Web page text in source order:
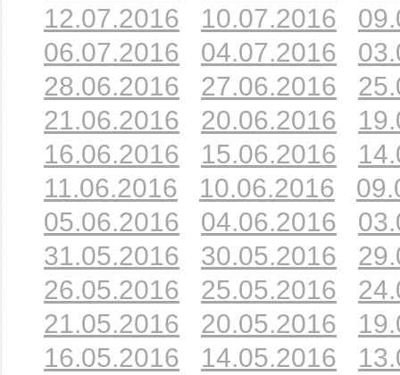
12.07.2016
10.07.2016
06.07.2016
04.07.2016
28.06.2016
27.06.2016
21.06.2016
20.06.2016
16.06.2016
15.06.2016
11.06.2016
10.06.2016
05.06.2016
04.06.2016
31.05.2016
30.05.2016
26.05.2016
25.05.2016
21.05.2016
20.05.2016
16.05.2016
14.05.2016